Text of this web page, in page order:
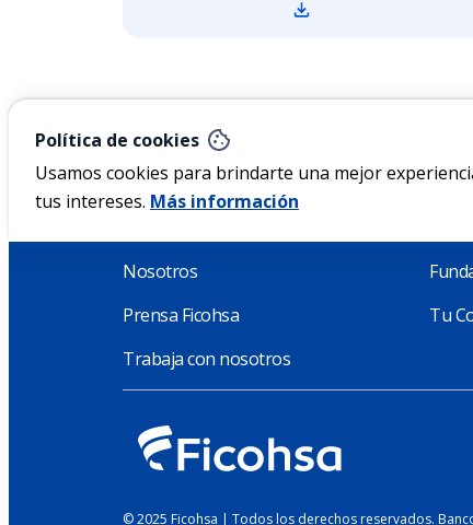
Política de cookies
Usamos cookies para brindarte una mejor
tus intereses. Más información
Nicaragua
Nosotros
Prensa Ficohsa
Trabaja con nosotros
Tu
© 2025 Ficohsa | Todos los derechos reservados.